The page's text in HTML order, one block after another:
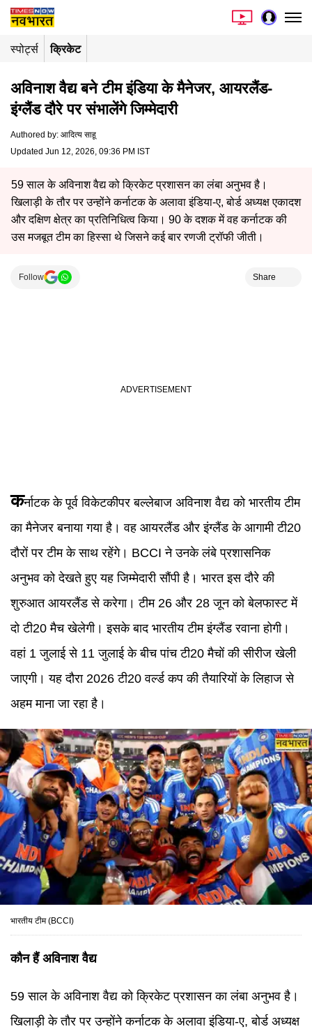
स्पोर्ट्स क्रिकेट
अविनाश वैद्य बने टीम इंडिया के मैनेजर, आयरलैंड-
इंग्लैंड दौरे पर संभालेंगे जिम्मेदारी
Authored by: आदित्य साहू
Updated Jun 12, 2026, 09:36 PM IST
59 साल के अविनाश वैद्य को क्रिकेट प्रशासन का लंबा अनुभव है।
खिलाड़ी के तौर पर उन्होंने कर्नाटक के अलावा इंडिया-ए, बोर्ड अध्यक्ष एकादश
और दक्षिण क्षेत्र का प्रतिनिधित्व किया। 90 के दशक में वह कर्नाटक की
उस मजबूत टीम का हिस्सा थे जिसने कई बार रणजी ट्रॉफी जीती।
Follow Share
कर्नाटक के पूर्व विकेटकीपर बल्लेबाज अविनाश वैद्य को भारतीय टीम
का मैनेजर बनाया गया है। वह आयरलैंड और इंग्लैंड के आगामी टी20
दौरों पर टीम के साथ रहेंगे। BCCI ने उनके लंबे प्रशासनिक
अनुभव को देखते हुए यह जिम्मेदारी सौंपी है। भारत इस दौरे की
शुरुआत आयरलैंड से करेगा। टीम 26 और 28 जून को बेलफास्ट में
दो टी20 मैच खेलेगी। इसके बाद भारतीय टीम इंग्लैंड रवाना होगी।
वहां 1 जुलाई से 11 जुलाई के बीच पांच टी20 मैचों की सीरीज खेली
जाएगी। यह दौरा 2026 टी20 वर्ल्ड कप की तैयारियों के लिहाज से
अहम माना जा रहा है।
भारतीय टीम (BCCI)
कौन हैं अविनाश वैद्य
59 साल के अविनाश वैद्य को क्रिकेट प्रशासन का लंबा अनुभव है।
खिलाड़ी के तौर पर उन्होंने कर्नाटक के अलावा इंडिया-ए, बोर्ड अध्यक्ष